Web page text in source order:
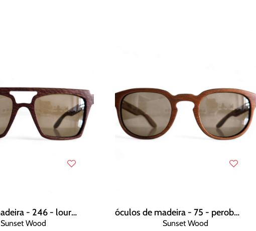
óculos de madeira - 246 - louro faia
Sunset Wood
óculos de madeira - 75 - peroba rosa
Sunset Wood